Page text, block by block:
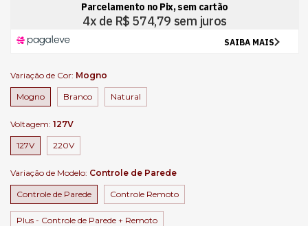
Variação de Cor: Mogno
Mogno Branco Natural
Voltagem: 127V
127V 220V
Variação de Modelo: Controle de Parede
Controle de Parede Controle Remoto
Plus - Controle de Parede + Remoto